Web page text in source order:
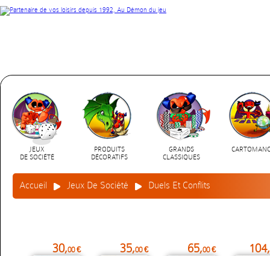
JEUX
DE SOCIÉTÉ
PRODUITS
DÉCORATIFS
GRANDS
CLASSIQUES
Accueil Jeux De Société Duels Et Conflits
30,00 € 35,00 € 65,00 € 104,